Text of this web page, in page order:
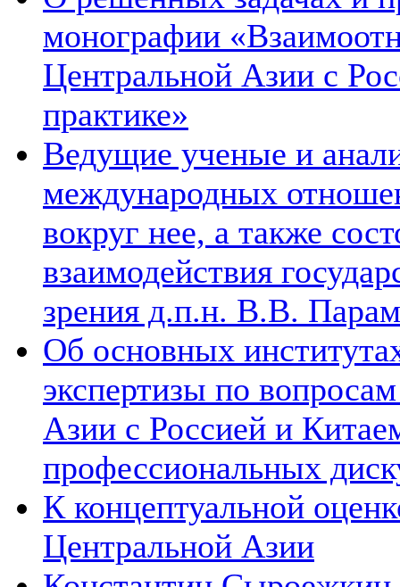
монографии
Центральной Азии с
практике»
Ведущие ученые и
международных
вокруг нее, а также
взаимодействия
зрения д.п.н. В.В.
Об основных
экспертизы по
Азии с Россией и
профессиональных
К концептуальной
Центральной Азии